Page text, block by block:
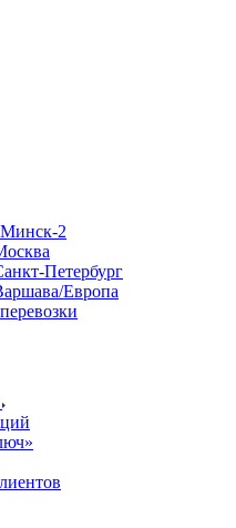
Минск-2
Петербург
Европа